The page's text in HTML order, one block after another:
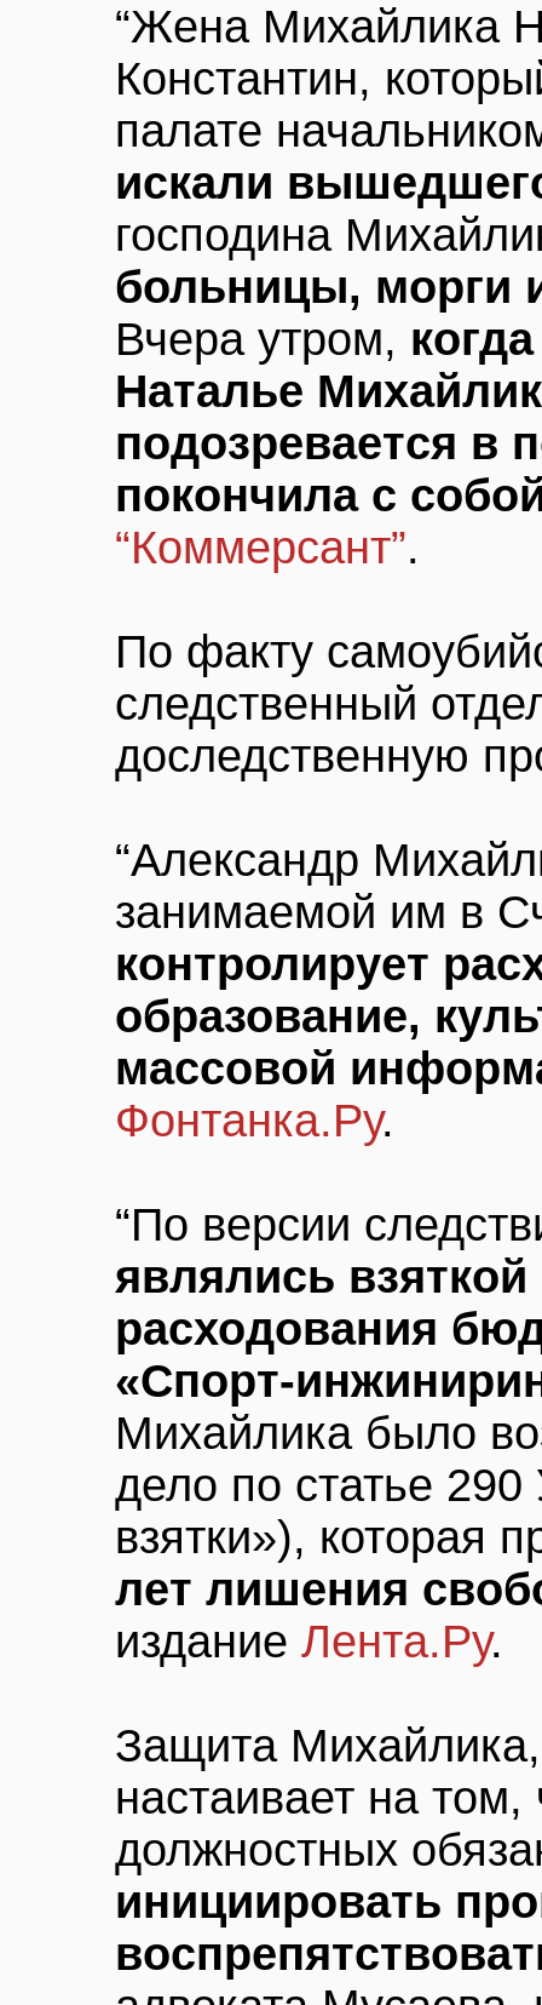
“Жена Михайлика
Константин,
палате
искали
господина
больницы, морги
Вчера утром,
Наталье
подозревается в
покончила с
“Коммерсант”.
По факту
следственный
доследственную
“Александр
занимаемой им в
контролирует
образование,
массовой
Фонтанка.Ру.
“По версии
являлись взяткой
расходования
«Спорт-
Михайлика было
дело по статье
взятки»), которая
лет лишения
издание Лента.Ру.
Защита
настаивает на том,
должностных
инициировать